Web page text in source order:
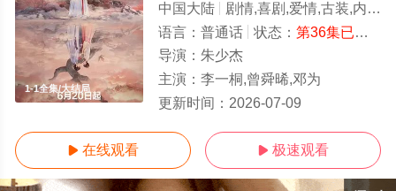
1-1全集/大结局
中国大陆
剧情,喜剧,爱情,古装,内地剧,国产
语言： 普通话 状态： 第36集已完结
导演： 朱少杰
主演： 李一桐,曾舜晞,邓为
更新时间： 2026-07-09
 在线观看  极速观看